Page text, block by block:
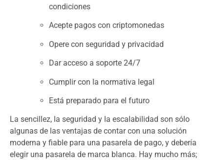
condiciones
Acepte pagos con criptomonedas
Opere con seguridad y privacidad
Dar acceso a soporte 24/7
Cumplir con la normativa legal
Está preparado para el futuro
La sencillez, la seguridad y la escalabilidad son sólo
algunas de las ventajas de contar con una solución
moderna y fiable para una pasarela de pago, y debería
elegir una pasarela de marca blanca. Hay mucho más;